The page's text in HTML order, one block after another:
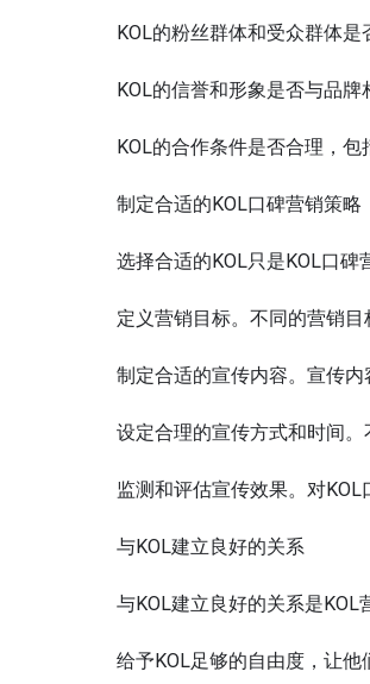
KOL的粉丝群体和受众群体是
KOL的信誉和形象是否与品牌
KOL的合作条件是否合理，包
制定合适的KOL口碑营销策略
选择合适的KOL只是KOL口
定义营销目标。不同的营销
制定合适的宣传内容。宣传内
设定合理的宣传方式和时间
监测和评估宣传效果。对KOL
与KOL建立良好的关系
与KOL建立良好的关系是KOL
给予KOL足够的自由度，让他